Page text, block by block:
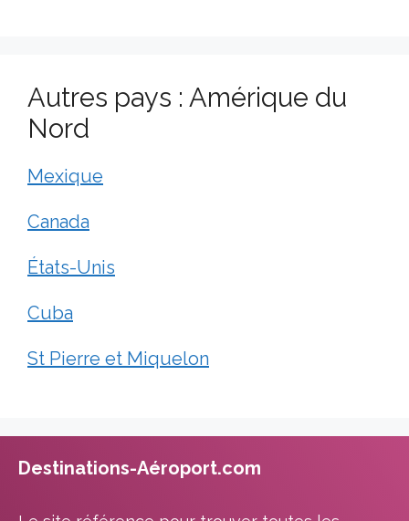
Autres pays : Amérique du
Nord
Mexique
Canada
États-Unis
Cuba
St Pierre et Miquelon
Destinations-Aéroport.com